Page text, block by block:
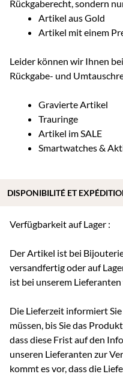
Rückgaberecht, sondern
Artikel aus Gold
Artikel mit einem
Leider können wir Ihnen
Rückgabe- und
Gravierte Artikel
Trauringe
Artikel im SALE
Smartwatches &
Verfügbarkeit auf Lager :
Der Artikel ist bei
versandfertig oder auf
ist bei unserem
Die Lieferzeit informiert
müssen, bis Sie das
dass diese Frist auf den
unseren Lieferanten zur
kommt es vor, dass die
DISPONIBILITÉ ET